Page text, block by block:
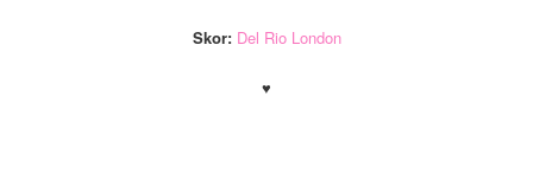
Skor: Del Rio London
♥